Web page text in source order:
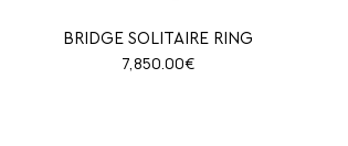
BRIDGE SOLITAIRE RING
7,850.00€